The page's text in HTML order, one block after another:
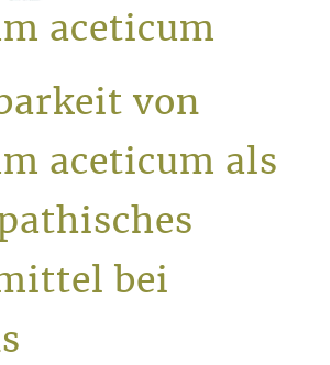
aceticum
von
aceticum als
bei